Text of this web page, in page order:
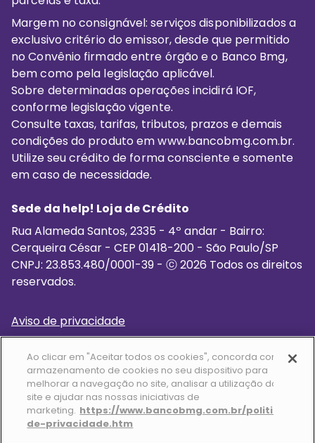
Margem no consignável: serviços disponibilizados a
exclusivo critério do emissor, desde que permitido
no Convênio firmado entre órgão e o Banco Bmg,
bem como pela legislação aplicável.
Sobre determinadas operações incidirá IOF,
conforme legislação vigente.
Consulte taxas, tarifas, tributos, prazos e demais
condições do produto em www.bancobmg.com.br.
Utilize seu crédito de forma consciente e somente
em caso de necessidade.
Sede da help! Loja de Crédito
Rua Alameda Santos, 2335 - 4º andar - Bairro:
Cerqueira César - CEP ‍01418-200 - São Paulo/SP
CNPJ: 23.853.480/0001-39 - ⓒ 2026 Todos os direitos
reservados.
Aviso de privacidade
Cookies que utilizamos
Política de segurança
Código de defesa do consumidor
Ao clicar em "Aceitar todos os cookies", concorda com o
armazenamento de cookies no seu dispositivo para
melhorar a navegação no site, analisar a utilização do
site e ajudar nas nossas iniciativas de
marketing. https://www.bancobmg.com.br/politica-
de-privacidade.htm